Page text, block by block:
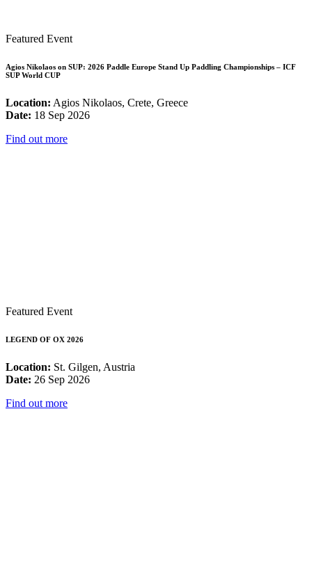
Featured Event
Agios Nikolaos on SUP: 2026 Paddle Europe Stand Up Paddling Championships – ICF
SUP World CUP
Location: Agios Nikolaos, Crete, Greece
Date: 18 Sep 2026
Find out more
Featured Event
LEGEND OF OX 2026
Location: St. Gilgen, Austria
Date: 26 Sep 2026
Find out more